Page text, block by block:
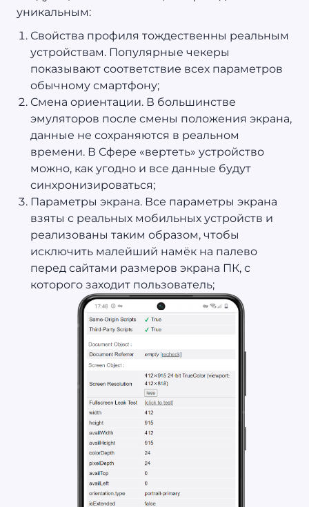
уникальным:
Свойства профиля тождественны реальным
устройствам. Популярные чекеры
показывают соответствие всех параметров
обычному смартфону;
Смена ориентации. В большинстве
эмуляторов после смены положения экрана,
данные не сохраняются в реальном
времени. В Сфере «вертеть» устройство
можно, как угодно и все данные будут
синхронизироваться;
Параметры экрана. Все параметры экрана
взяты с реальных мобильных устройств и
реализованы таким образом, чтобы
исключить малейший намёк на палево
перед сайтами размеров экрана ПК, с
которого заходит пользователь;